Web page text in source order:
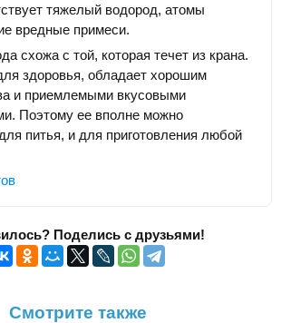
тяжелый водород, атомы
вредные примеси.
схожа с той, которая течет из крана.
здоровья, обладает хорошим
и приемлемыми вкусовыми
Поэтому ее вполне можно
питья, и для приготовления любой
Поделись с друзьями!
Смотрите также